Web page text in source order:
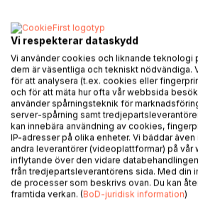
Lägg till i kom-ihåglista
Recensera titel
BESKRIVNING
Vi respekterar dataskydd
Vi använder cookies och liknande teknologi
dem är väsentliga och tekniskt nödvändiga.
för att analysera (t.ex. cookies eller
och för att mäta hur ofta vår webbsida
använder spårningsteknik för
server-spårning samt
kan innebära användning av cookies,
IP-adresser på olika enheter. Vi bäddar
andra leverantörer (videoplattformar) på vår
inflytande över den vidare
från tredjepartsleverantörens sida. Med din
de processer som beskrivs ovan. Du kan
framtida verkan. (BoD-juridisk information)